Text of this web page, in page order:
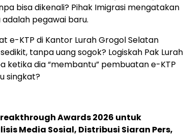
bisa dikenali? Pihak Imigrasi mengatakan
pegawai baru.
e-KTP di Kantor Lurah Grogol Selatan
tanpa uang sogok? Logiskah Pak Lurah
ketika dia “membantu” pembuatan e-KTP
singkat?
Awards 2026 untuk
Media Sosial, Distribusi Siaran Pers,